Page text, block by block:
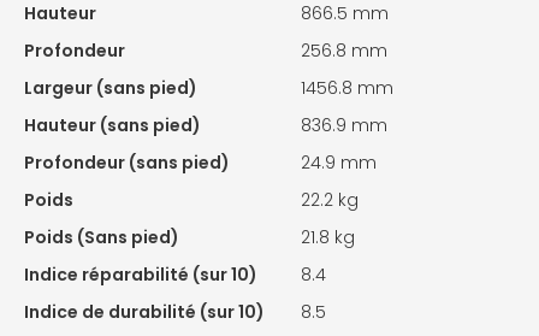
Hauteur
866.5 mm
Profondeur
256.8 mm
Largeur (sans pied)
1456.8 mm
Hauteur (sans pied)
836.9 mm
Profondeur (sans pied)
24.9 mm
Poids
22.2 kg
Poids (Sans pied)
21.8 kg
Indice réparabilité (sur 10)
8.4
Indice de durabilité (sur 10)
8.5